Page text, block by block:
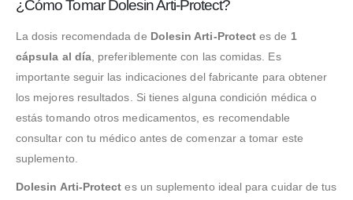
¿Cómo Tomar Dolesin Arti-Protect?
La dosis recomendada de Dolesin Arti-Protect es de 1
cápsula al día, preferiblemente con las comidas. Es
importante seguir las indicaciones del fabricante para obtener
los mejores resultados. Si tienes alguna condición médica o
estás tomando otros medicamentos, es recomendable
consultar con tu médico antes de comenzar a tomar este
suplemento.
Dolesin Arti-Protect es un suplemento ideal para cuidar de tus